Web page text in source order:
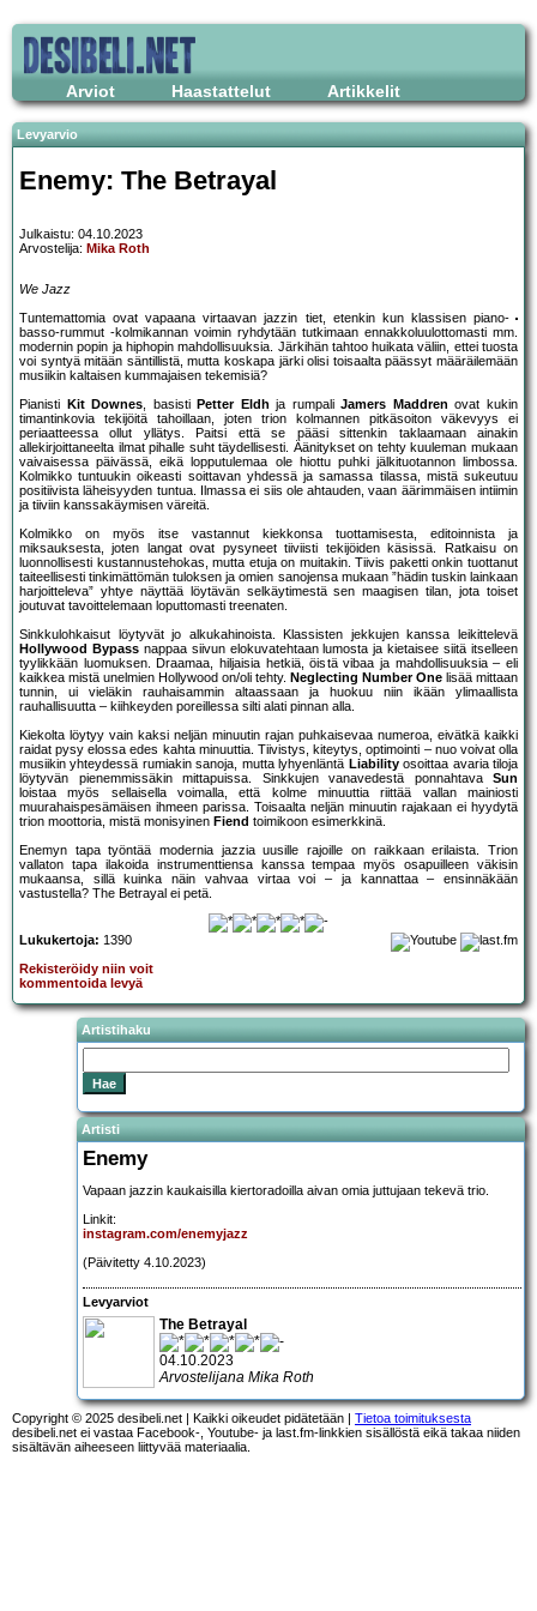
Arviot Haastattelut Artikkelit
Levyarvio
Enemy: The Betrayal
Julkaistu: 04.10.2023
Arvostelija: Mika Roth
We Jazz
Tuntemattomia ovat vapaana virtaavan jazzin tiet, etenkin kun klassisen piano-
basso-rummut -kolmikannan voimin ryhdytään tutkimaan ennakkoluulottomasti mm.
modernin popin ja hiphopin mahdollisuuksia. Järkihän tahtoo huikata väliin, ettei tuosta
voi syntyä mitään säntillistä, mutta koskapa järki olisi toisaalta päässyt määräilemään
musiikin kaltaisen kummajaisen tekemisiä?
Pianisti
Kit Downes, basisti Petter Eldh ja rumpaliJamers Maddren ovat kukin
timantinkovia tekijöitä tahoillaan, joten trion kolmannen pitkäsoiton väkevyys ei
periaatteessa ollut yllätys. Paitsi että se pääsi sittenkin taklaamaan ainakin
allekirjoittaneelta ilmat pihalle suht täydellisesti. Äänitykset on tehty kuuleman mukaan
vaivaisessa päivässä, eikä lopputulemaa ole hiottu puhki jälkituotannon limbossa.
Kolmikko tuntuukin oikeasti soittavan yhdessä ja samassa tilassa, mistä sukeutuu
positiivista läheisyyden tuntua. Ilmassa ei siis ole ahtauden, vaan äärimmäisen intiimin
ja tiiviin kanssakäymisen väreitä.
Kolmikko on myös itse vastannut kiekkonsa tuottamisesta, editoinnista ja
miksauksesta, joten langat ovat pysyneet tiiviisti tekijöiden käsissä. Ratkaisu on
luonnollisesti kustannustehokas, mutta etuja on muitakin. Tiivis paketti onkin tuottanut
taiteellisesti tinkimättömän tuloksen ja omien sanojensa mukaan ”hädin tuskin lainkaan
harjoitteleva” yhtye näyttää löytävän selkäytimestä sen maagisen tilan, jota toiset
joutuvat tavoittelemaan loputtomasti treenaten.
Sinkkulohkaisut löytyvät jo alkukahinoista. Klassisten jekkujen kanssa leikittelevä
Hollywood Bypassnappaa siivun elokuvatehtaan lumosta ja kietaisee siitä itselleen
tyylikkään luomuksen. Draamaa, hiljaisia hetkiä, öistä vibaa ja mahdollisuuksia – eli
kaikkea mistä unelmien Hollywood on/oli tehty. Neglecting Number One lisää mittaan
tunnin, ui vieläkin rauhaisammin altaassaan ja huokuu niin ikään ylimaallista
rauhallisuutta – kiihkeyden poreillessa silti alati pinnan alla.
Kiekolta löytyy vain kaksi neljän minuutin rajan puhkaisevaa numeroa, eivätkä kaikki
raidat pysy elossa edes kahta minuuttia. Tiivistys, kiteytys, optimointi – nuo voivat olla
musiikin yhteydessä rumiakin sanoja, mutta lyhyenläntä Liabilityosoittaa avaria tiloja
löytyvän pienemmissäkin mittapuissa. Sinkkujen vanavedestä ponnahtava Sun
loistaa myös sellaisella voimalla, että kolme minuuttia riittää vallan mainiosti
muurahaispesämäisen ihmeen parissa. Toisaalta neljän minuutin rajakaan ei hyydytä
trion moottoria, mistä monisyinen Fiend toimikoon esimerkkinä.
Enemyn tapa työntää modernia jazzia uusille rajoille on raikkaan erilaista. Trion
vallaton tapa ilakoida instrumenttiensa kanssa tempaa myös osapuilleen väkisin
mukaansa, sillä kuinka näin vahvaa virtaa voi – ja kannattaa – ensinnäkään
vastustella? The Betrayal ei petä.
Lukukertoja: 1390
Rekisteröidy niin voit
kommentoida levyä
Artistihaku
Artisti
Enemy
Vapaan jazzin kaukaisilla kiertoradoilla aivan omia juttujaan tekevä trio.
Linkit:
instagram.com/enemyjazz
(Päivitetty 4.10.2023)
Levyarviot
The Betrayal
04.10.2023
Arvostelijana Mika Roth
Copyright © 2025 desibeli.net | Kaikki oikeudet pidätetään | Tietoa toimituksesta
desibeli.net ei vastaa Facebook-, Youtube- ja last.fm-linkkien sisällöstä eikä takaa niiden
sisältävän aiheeseen liittyvää materiaalia.